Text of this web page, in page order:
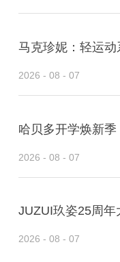
马克珍妮：轻运
2026 - 08 - 07
哈贝多开学焕新
2026 - 08 - 07
2026 - 08 - 07